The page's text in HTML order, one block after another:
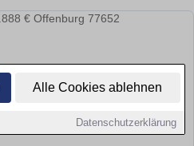
Alle Cookies ablehnen
Datenschutzerklärung